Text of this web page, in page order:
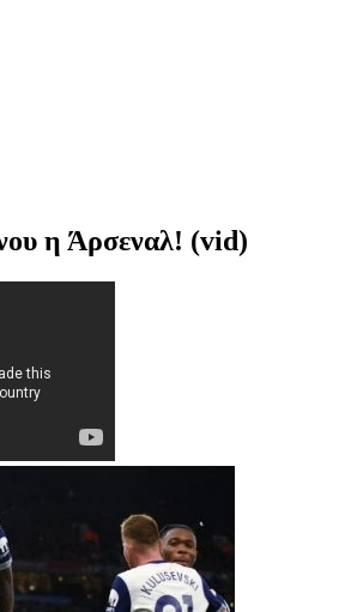
η Άρσεναλ! (vid)